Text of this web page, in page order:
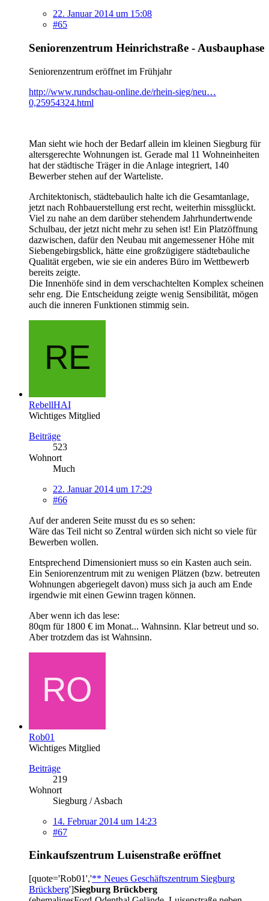
22. Januar 2014 um 15:08
#65
Seniorenzentrum Heinrichstraße - Ausbauphase
Seniorenzentrum eröffnet im Frühjahr
http://www.rundschau-online.de/rhein-sieg/neu…
0,25954324.html
Man sieht wie hoch der Bedarf allein im kleinen Siegburg für
altersgerechte Wohnungen ist. Gerade mal 11 Wohneinheiten
hat der städtische Träger in die Anlage integriert, 140
Bewerber stehen auf der Warteliste.
Architektonisch, städtebaulich halte ich die Gesamtanlage,
jetzt nach Rohbauerstellung erst recht, weiterhin missglückt.
Viel zu nahe an dem darüber stehendem Jahrhundertwende
Schulbau, der jetzt nicht mehr zu sehen ist! Ein Platzöffnung
dazwischen, dafür den Neubau mit angemessener Höhe mit
Siebengebirgsblick, hätte eine großzügigere städtebauliche
Qualität ergeben, wie sie ein anderes Büro im Wettbewerb
bereits zeigte.
Die Innenhöfe sind in dem verschachtelten Komplex scheinen
sehr eng. Die Entscheidung zeigte wenig Sensibilität, mögen
auch die inneren Funktionen stimmig sein.
RebellHAI
Wichtiges Mitglied
Beiträge
523
Wohnort
Much
22. Januar 2014 um 17:29
#66
Auf der anderen Seite musst du es so sehen:
Wäre das Teil nicht so Zentral würden sich nicht so viele für
Bewerben wollen.
Entsprechend Dimensioniert muss so ein Kasten auch sein.
Ein Seniorenzentrum mit zu wenigen Plätzen (bzw. betreuten
Wohnungen abgeriegelt davon) muss sich ja auch am Ende
irgendwie mit einen Gewinn tragen können.
Aber wenn ich das lese:
80qm für 1800 € im Monat... Wahnsinn. Klar betreut und so.
Aber trotzdem das ist Wahnsinn.
Rob01
Wichtiges Mitglied
Beiträge
219
Wohnort
Siegburg / Asbach
14. Februar 2014 um 14:23
#67
Einkaufszentrum Luisenstraße eröffnet
[quote='Rob01','** Neues Geschäftszentrum Siegburg
Brückberg']Siegburg Brückberg